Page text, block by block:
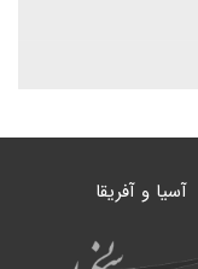
آسیا و آفریقا